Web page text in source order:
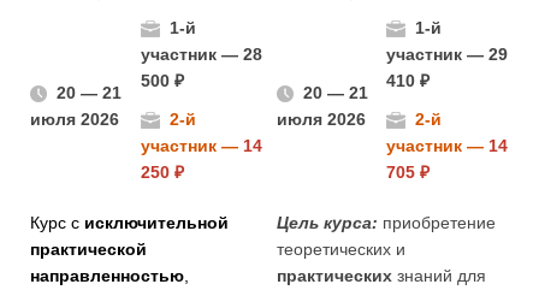
20 — 21
июля 2026
1-й
участник — 28
500 ₽
2-й
участник — 14
250 ₽
20 — 21
июля 2026
1-й
участник — 29
410 ₽
2-й
участник — 14
705 ₽
Курс с исключительной
практической
направленностью
Цель курса: приобретение
теоретических и
практических знаний для